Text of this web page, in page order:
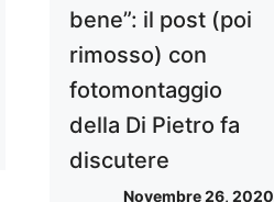
bene”: il post (poi
rimosso) con
fotomontaggio
della Di Pietro fa
discutere
Novembre 26, 2020